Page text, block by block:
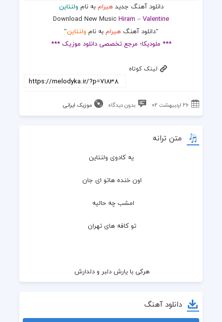
دانلود آهنگ جدیدهیرامبه نام ولنتاین
Download New MusicHiram –Valentine
“دانلود آهنگ هیرامبه نام ولنتاین“
*** ملودیکا؛ مرجع تخصصی دانلود موزیک ***
لینک کوتاه
۲۶ اردیبهشت ۰۲ بدون دیدگاه موزیک ایرانی
متن ترانه
یه کادوی ولنتاین
اون خنده هاتو ای جان
امشب چه حالیه
تو کافه های تهران
هرکی با یارش دلبر و دلدارش
دانلود آهنگ